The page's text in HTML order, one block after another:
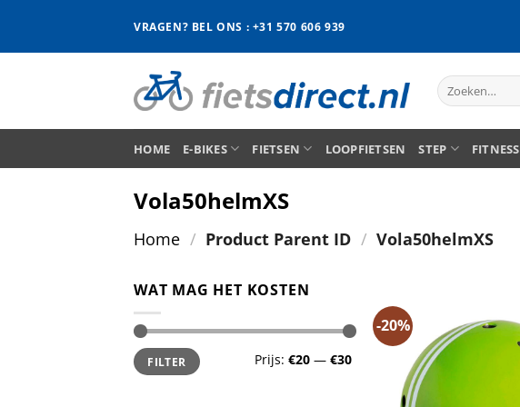
inhoud
VRAGEN? BEL ONS : +31 570 606 939
Zoeken
naar:
HOME E-BIKES FIETSEN LOOPFIETSEN STEP FITNESS
Vola50helmXS
Home / Product Parent ID / Vola50helmXS
WAT MAG HET KOSTEN
Min.
prijs
Max.
prijsFILTER Prijs: €20 — €30
-20%